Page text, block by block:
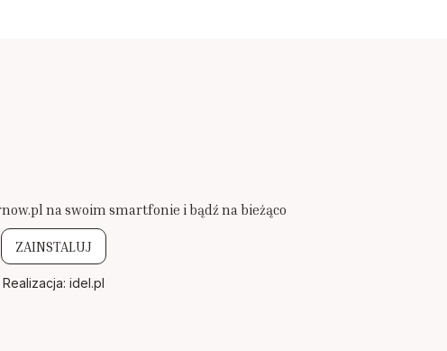
na swoim smartfonie i bądź na bieżąco
ZAINSTALUJ
Realizacja: idel.pl